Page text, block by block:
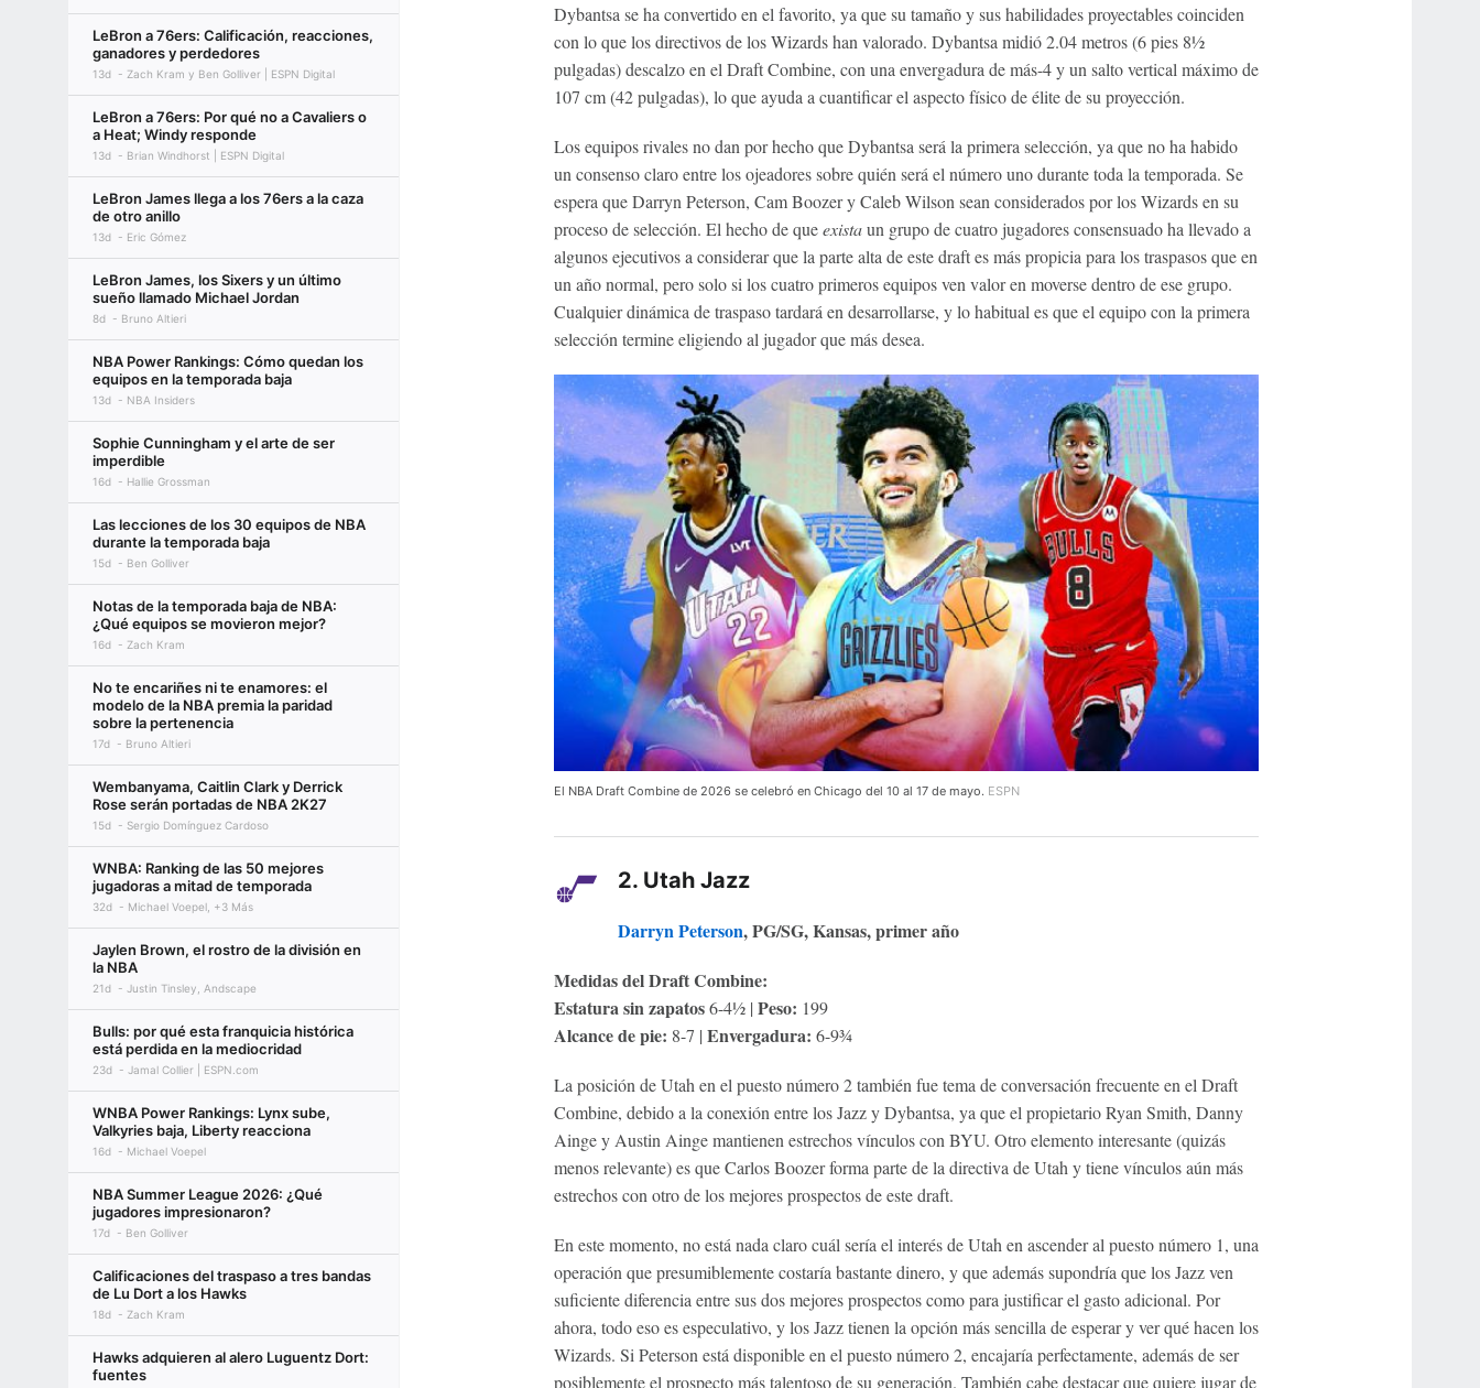
LeBron a 76ers: Calificación, reacciones,
ganadores y perdedores
13d Zach Kram y Ben Golliver | ESPN Digital
LeBron a 76ers: Por qué no a Cavaliers o
a Heat; Windy responde
13d Brian Windhorst | ESPN Digital
LeBron James llega a los 76ers a la caza
de otro anillo
13d Eric Gómez
LeBron James, los Sixers y un último
sueño llamado Michael Jordan
8d Bruno Altieri
NBA Power Rankings: Cómo quedan los
equipos en la temporada baja
13d NBA Insiders
Sophie Cunningham y el arte de ser
imperdible
16d Hallie Grossman
Las lecciones de los 30 equipos de NBA
durante la temporada baja
15d Ben Golliver
Notas de la temporada baja de NBA:
¿Qué equipos se movieron mejor?
16d Zach Kram
No te encariñes ni te enamores: el
modelo de la NBA premia la paridad
sobre la pertenencia
17d Bruno Altieri
Wembanyama, Caitlin Clark y Derrick
Rose serán portadas de NBA 2K27
15d Sergio Domínguez Cardoso
WNBA: Ranking de las 50 mejores
jugadoras a mitad de temporada
32d Michael Voepel, +3 Más
Jaylen Brown, el rostro de la división en
la NBA
21d Justin Tinsley, Andscape
Bulls: por qué esta franquicia histórica
está perdida en la mediocridad
23d Jamal Collier | ESPN.com
WNBA Power Rankings: Lynx sube,
Valkyries baja, Liberty reacciona
16d Michael Voepel
NBA Summer League 2026: ¿Qué
jugadores impresionaron?
17d Ben Golliver
Calificaciones del traspaso a tres bandas
de Lu Dort a los Hawks
18d Zach Kram
Hawks adquieren al alero Luguentz Dort:
fuentes
Dybantsa se ha convertido en el favorito, ya que su tamaño y sus habilidades proyectables coinciden
con lo que los directivos de los Wizards han valorado. Dybantsa midió 2.04 metros (6 pies 8½
pulgadas) descalzo en el Draft Combine, con una envergadura de más-4 y un salto vertical máximo de
107 cm (42 pulgadas), lo que ayuda a cuantificar el aspecto físico de élite de su proyección.
Los equipos rivales no dan por hecho que Dybantsa será la primera selección, ya que no ha habido
un consenso claro entre los ojeadores sobre quién será el número uno durante toda la temporada. Se
espera que Darryn Peterson, Cam Boozer y Caleb Wilson sean considerados por los Wizards en su
proceso de selección. El hecho de queexistaun grupo de cuatro jugadores consensuado ha llevado a
algunos ejecutivos a considerar que la parte alta de este draft es más propicia para los traspasos que en
un año normal, pero solo si los cuatro primeros equipos ven valor en moverse dentro de ese grupo.
Cualquier dinámica de traspaso tardará en desarrollarse, y lo habitual es que el equipo con la primera
selección termine eligiendo al jugador que más desea.
El NBA Draft Combine de 2026 se celebró en Chicago del 10 al 17 de mayo. ESPN
2. Utah Jazz
Darryn Peterson, PG/SG, Kansas, primer año
Medidas del Draft Combine:
Estatura sin zapatos6-4½ | Peso: 199
Alcance de pie: 8-7 | Envergadura: 6-9¾
La posición de Utah en el puesto número 2 también fue tema de conversación frecuente en el Draft
Combine, debido a la conexión entre los Jazz y Dybantsa, ya que el propietario Ryan Smith, Danny
Ainge y Austin Ainge mantienen estrechos vínculos con BYU. Otro elemento interesante (quizás
menos relevante) es que Carlos Boozer forma parte de la directiva de Utah y tiene vínculos aún más
estrechos con otro de los mejores prospectos de este draft.
En este momento, no está nada claro cuál sería el interés de Utah en ascender al puesto número 1, una
operación que presumiblemente costaría bastante dinero, y que además supondría que los Jazz ven
suficiente diferencia entre sus dos mejores prospectos como para justificar el gasto adicional. Por
ahora, todo eso es especulativo, y los Jazz tienen la opción más sencilla de esperar y ver qué hacen los
Wizards. Si Peterson está disponible en el puesto número 2, encajaría perfectamente, además de ser
posiblemente el prospecto más talentoso de su generación. También cabe destacar que quiere jugar de